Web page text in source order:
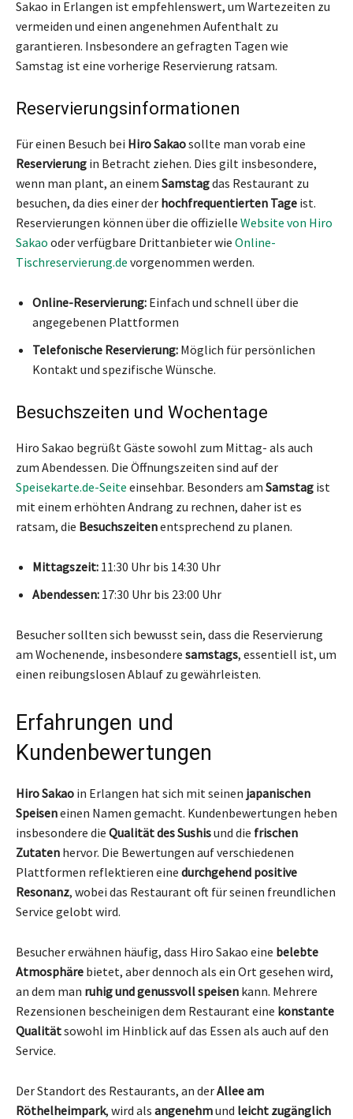
Sakao in Erlangen ist empfehlenswert, um Wartezeiten zu
vermeiden und einen angenehmen Aufenthalt zu
garantieren. Insbesondere an gefragten Tagen wie
Samstag ist eine vorherige Reservierung ratsam.
Reservierungsinformationen
Für einen Besuch bei Hiro Sakaosollte man vorab eine
Reservierung in Betracht ziehen. Dies gilt insbesondere,
wenn man plant, an einem Samstagdas Restaurant zu
besuchen, da dies einer der hochfrequentierten Tage ist.
Reservierungen können über die offizielle Website von Hiro
Sakao oder verfügbare Drittanbieter wie Online-
Tischreservierung.de vorgenommen werden.
Online-Reservierung: Einfach und schnell über die
angegebenen Plattformen
Telefonische Reservierung: Möglich für persönlichen
Kontakt und spezifische Wünsche.
Besuchszeiten und Wochentage
Hiro Sakao begrüßt Gäste sowohl zum Mittag- als auch
zum Abendessen. Die Öffnungszeiten sind auf der
Speisekarte.de-Seite einsehbar. Besonders am Samstag ist
mit einem erhöhten Andrang zu rechnen, daher ist es
ratsam, die Besuchszeitenentsprechend zu planen.
Mittagszeit: 11:30 Uhr bis 14:30 Uhr
Abendessen: 17:30 Uhr bis 23:00 Uhr
Besucher sollten sich bewusst sein, dass die Reservierung
am Wochenende, insbesondere samstags, essentiell ist, um
einen reibungslosen Ablauf zu gewährleisten.
Erfahrungen und
Kundenbewertungen
Hiro Sakao in Erlangen hat sich mit seinen japanischen
Speiseneinen Namen gemacht. Kundenbewertungen heben
insbesondere die Qualität des Sushisund die frischen
Zutaten hervor. Die Bewertungen auf verschiedenen
Plattformen reflektieren eine durchgehend positive
Resonanz, wobei das Restaurant oft für seinen freundlichen
Service gelobt wird.
Besucher erwähnen häufig, dass Hiro Sakao eine belebte
Atmosphäre bietet, aber dennoch als ein Ort gesehen wird,
an dem man ruhig und genussvoll speisen kann. Mehrere
Rezensionen bescheinigen dem Restaurant eine konstante
Qualitätsowohl im Hinblick auf das Essen als auch auf den
Service.
Der Standort des Restaurants, an derAllee am
Röthelheimpark, wird als angenehmund leicht zugänglich